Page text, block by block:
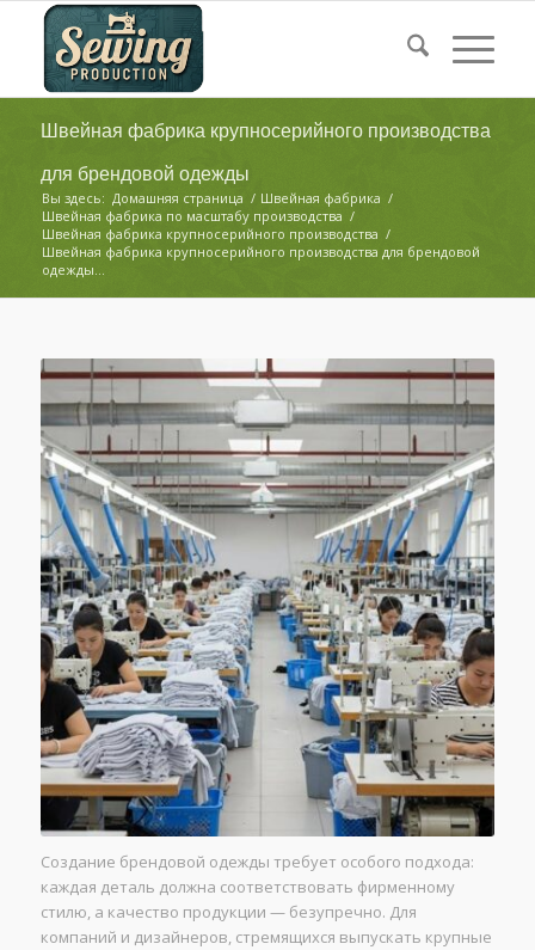
Швейная фабрика крупносерийного производства
для брендовой одежды
Вы здесь: Домашняя страница / Швейная фабрика /
Швейная фабрика по масштабу производства /
Швейная фабрика крупносерийного производства /
Швейная фабрика крупносерийного производства для брендовой
одежды...
Создание брендовой одежды требует особого подхода:
каждая деталь должна соответствовать фирменному
стилю, а качество продукции — безупречно. Для
компаний и дизайнеров, стремящихся выпускать крупные